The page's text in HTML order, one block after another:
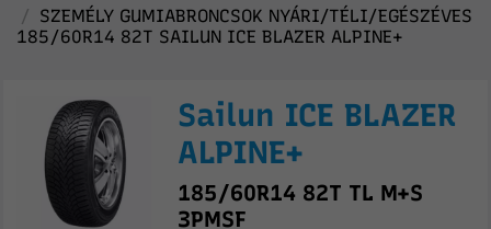
SZEMÉLY GUMIABRONCSOK NYÁRI/TÉLI/EGÉSZÉVES
185/60R14 82T SAILUN ICE BLAZER ALPINE+
Sailun ICE BLAZER
ALPINE+
185/60R14 82T TL M+S
3PMSF